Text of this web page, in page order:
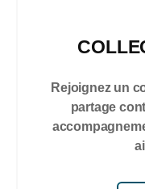
Rejoignez un
partage